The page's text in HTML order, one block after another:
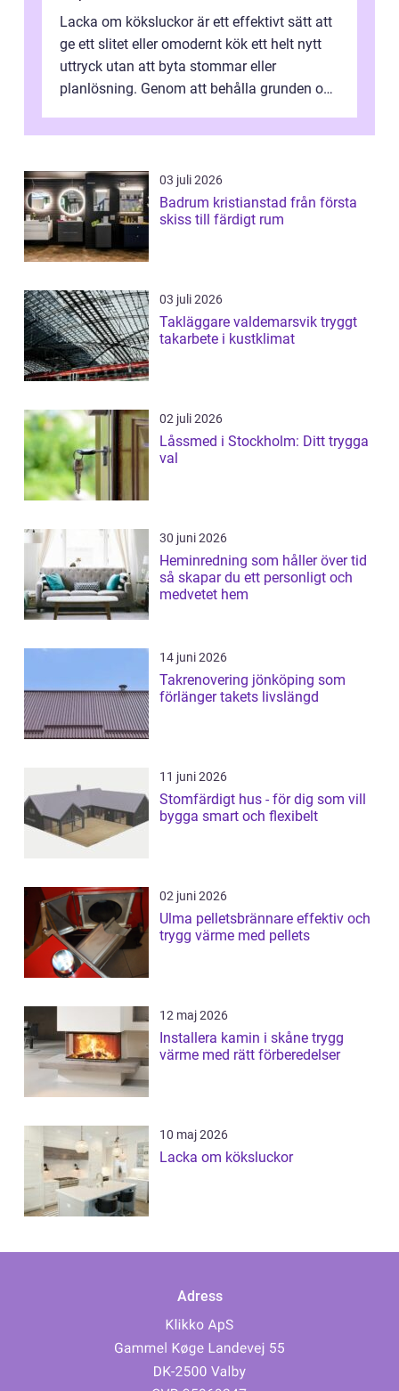
Lacka om köksluckor är ett effektivt sätt att
ge ett slitet eller omodernt kök ett helt nytt
uttryck utan att byta stommar eller
planlösning. Genom att behålla grunden och
03 juli 2026
Badrum kristianstad från första
skiss till färdigt rum
03 juli 2026
Takläggare valdemarsvik tryggt
takarbete i kustklimat
02 juli 2026
Låssmed i Stockholm: Ditt trygga
val
30 juni 2026
Heminredning som håller över tid
så skapar du ett personligt och
medvetet hem
14 juni 2026
Takrenovering jönköping som
förlänger takets livslängd
11 juni 2026
Stomfärdigt hus - för dig som vill
bygga smart och flexibelt
02 juni 2026
Ulma pelletsbrännare effektiv och
trygg värme med pellets
12 maj 2026
Installera kamin i skåne trygg
värme med rätt förberedelser
10 maj 2026
Lacka om köksluckor
Adress